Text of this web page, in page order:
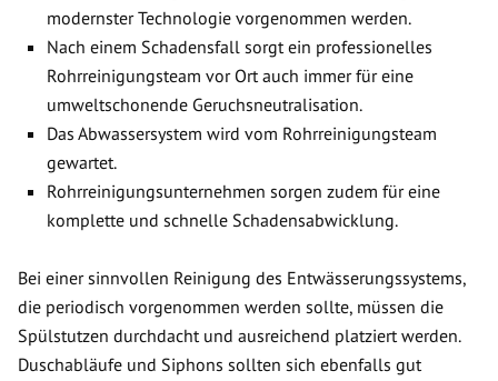
modernster Technologie vorgenommen werden.
Nach einem Schadensfall sorgt ein professionelles
Rohrreinigungsteam vor Ort auch immer für eine
umweltschonende Geruchsneutralisation.
Das Abwassersystem wird vom Rohrreinigungsteam
gewartet.
Rohrreinigungsunternehmen sorgen zudem für eine
komplette und schnelle Schadensabwicklung.
Bei einer sinnvollen Reinigung des Entwässerungssystems,
die periodisch vorgenommen werden sollte, müssen die
Spülstutzen durchdacht und ausreichend platziert werden.
Duschabläufe und Siphons sollten sich ebenfalls gut